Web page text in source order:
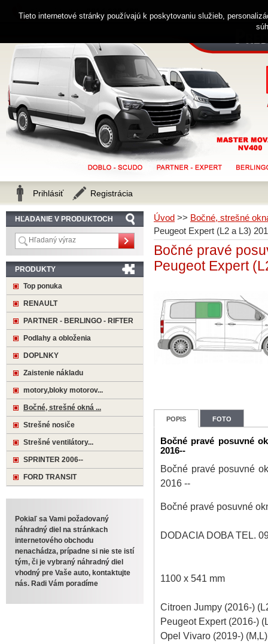
Úvod >> Bočné, strešné
Peugeot Expert (L2 a L3)
Bočné pravé
Peugeot Expert
POPIS FOTO
Bočné pravé posuvné
2016--
Bočné pravé posuvné
2016 --
Bočné pravé posuvné
DODACIA DOBA TEL.
1100 x 541 mm
Citroen Jumpy (2016-)
Peugeot Expert (2016-)
Opel Vivaro (2019-) (M,L)
HĽADANIE V PRODUKTOCH
PRODUKTY
Top ponuka
RENAULT
PARTNER - BERLINGO - RIFTER
Podlahy a obloženia
DOPLNKY
Zaistenie nákladu
motory,bloky motorov...
Bočné, strešné okná ...
Strešné nosiče
Strešné ventilátory...
SPRINTER 2006--
FORD TRANSIT
Pokiaľ sa Vami požadovaný
náhradný diel na stránkach
internetového obchodu
nenachádza, prípadne si nie ste istí
tým, či je vybraný náhradný diel
vhodný pre Vaše auto, kontaktujte
nás. Radi Vám poradíme
Zákaznícka linka 0914 238 482
Prihlásiť Registrácia
Tieto internetové stránky používajú k poskytovaniu služieb,